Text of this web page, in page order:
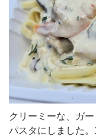
クリーミーな、ガ
パスタにしました。